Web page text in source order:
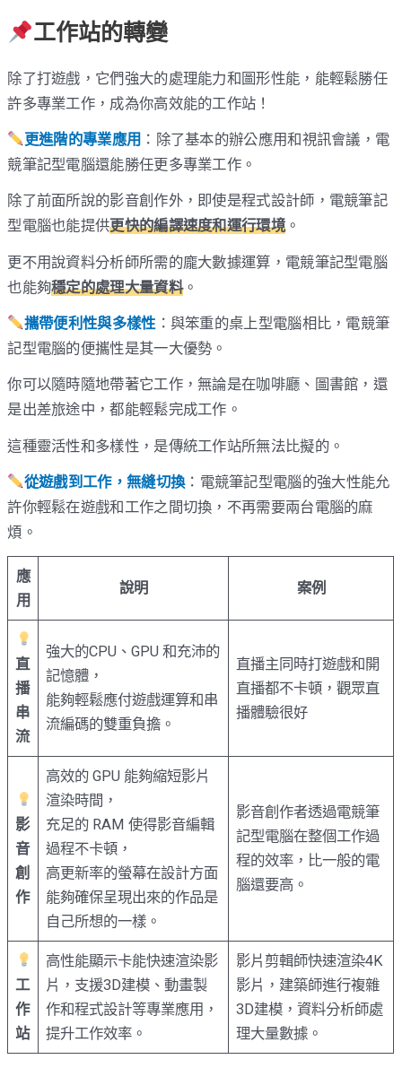
工作站的轉變
除了打遊戲，它們強大的處理能力和圖形性能，能輕鬆勝任
許多專業工作，成為你高效能的工作站！
更進階的專業應用 ：除了基本的辦公應用和視訊會議，電
競筆記型電腦還能勝任更多專業工作。
除了前面所說的影音創作外，即使是程式設計師，電競筆記
型電腦也能提供更快的編譯速度和運行環境。
更不用說資料分析師所需的龐大數據運算，電競筆記型電腦
也能夠穩定的處理大量資料。
攜帶便利性與多樣性：與笨重的桌上型電腦相比，電競筆
記型電腦的便攜性是其一大優勢。
你可以隨時隨地帶著它工作，無論是在咖啡廳、圖書館，還
是出差旅途中，都能輕鬆完成工作。
這種靈活性和多樣性，是傳統工作站所無法比擬的。
從遊戲到工作，無縫切換：電競筆記型電腦的強大性能允
許你輕鬆在遊戲和工作之間切換，不再需要兩台電腦的麻
煩。
應
用
說明 案例
直
播
串
流
強大的CPU、GPU 和充沛的
記憶體，
能夠輕鬆應付遊戲運算和串
流編碼的雙重負擔。
直播主同時打遊戲和開
直播都不卡頓，觀眾直
播體驗很好
影
音
創
作
高效的 GPU 能夠縮短影片
渲染時間，
充足的 RAM 使得影音編輯
過程不卡頓，
高更新率的螢幕在設計方面
能夠確保呈現出來的作品是
自己所想的一樣。
影音創作者透過電競筆
記型電腦在整個工作過
程的效率，比一般的電
腦還要高。
工
作
站
高性能顯示卡能快速渲染影
片，支援3D建模、動畫製
作和程式設計等專業應用，
提升工作效率。
影片剪輯師快速渲染4K
影片，建築師進行複雜
3D建模，資料分析師處
理大量數據。